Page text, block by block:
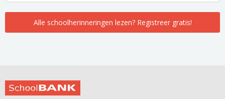
Alle schoolherinneringen lezen? Registreer gratis!